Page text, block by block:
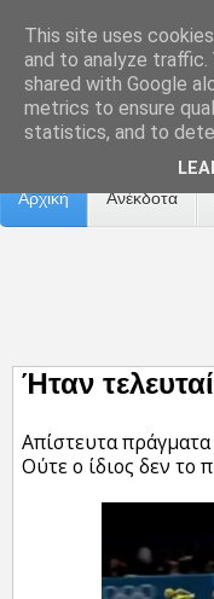
Επικοινωνία Διαφήμιση
Αρχική Ανέκδοτα
Ήταν
Απίστευτα πράγματα
Ούτε ο ίδιος δεν το
This site uses
and to analyze traffic.
shared with Google
metrics to ensure
statistics, and to